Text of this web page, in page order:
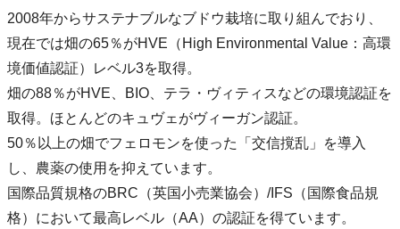
2008年からサステナブルなブドウ栽培に取り組んでおり、
現在では畑の65％がHVE（High Environmental Value：高環
境価値認証）レベル3を取得。
畑の88％がHVE、BIO、テラ・ヴィティスなどの環境認証を
取得。ほとんどのキュヴェがヴィーガン認証。
50％以上の畑でフェロモンを使った「交信撹乱」を導入
し、農薬の使用を抑えています。
国際品質規格のBRC（英国小売業協会）/IFS（国際食品規
格）において最高レベル（AA）の認証を得ています。